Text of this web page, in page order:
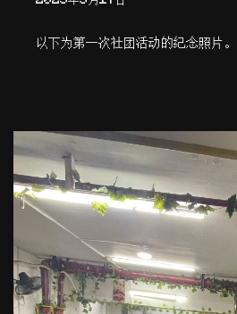
以下为第一次社团活动的纪念照片。